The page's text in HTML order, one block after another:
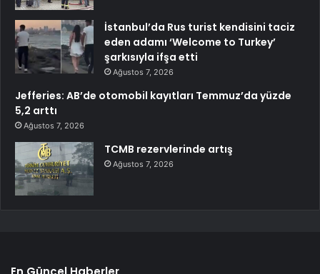
İstanbul’da Rus turist kendisini taciz
eden adamı ‘Welcome to Turkey’
şarkısıyla ifşa etti
Ağustos 7, 2026
Jefferies: AB’de otomobil kayıtları Temmuz’da yüzde
5,2 arttı
Ağustos 7, 2026
TCMB rezervlerinde artış
Ağustos 7, 2026